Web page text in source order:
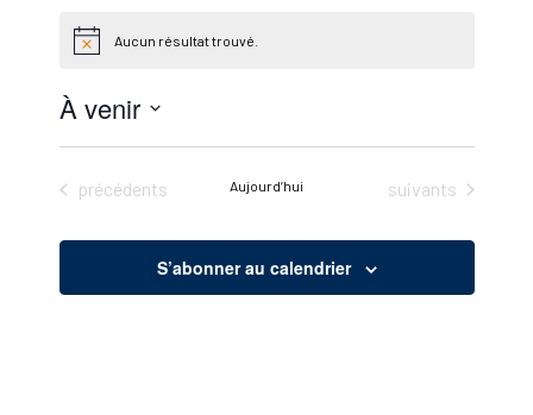
NoticeAucun résultat trouvé.
À venir
Sélectionnez
date.
Évènements
précédents Aujourd’hui Évènements
suivants
S’abonner au calendrier